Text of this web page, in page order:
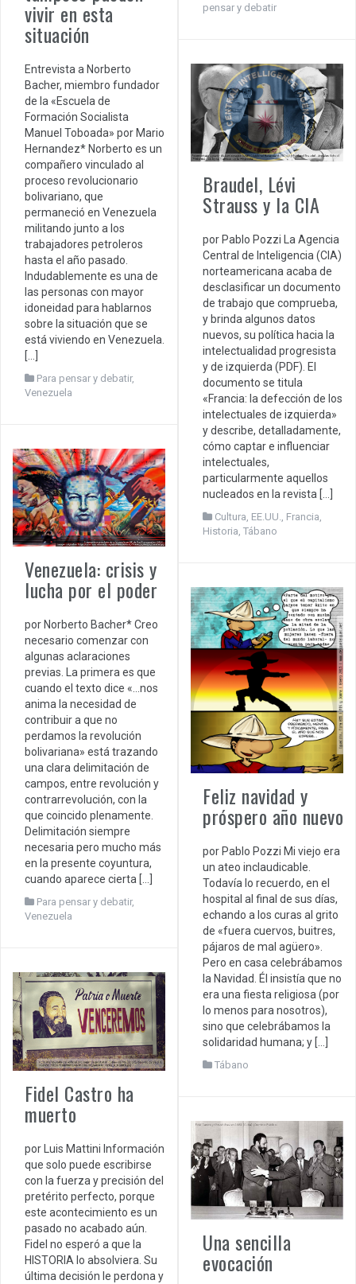
pensar y debatir
vivir en esta
situación
Entrevista a Norberto
Bacher, miembro fundador
de la «Escuela de
Formación Socialista
Manuel Toboada» por Mario
Hernandez* Norberto es un
compañero vinculado al
proceso revolucionario
bolivariano, que
permaneció en Venezuela
militando junto a los
trabajadores petroleros
hasta el año pasado.
Indudablemente es una de
las personas con mayor
idoneidad para hablarnos
sobre la situación que se
está viviendo en Venezuela.
[…]
Para pensar y debatir,
Venezuela
Braudel, Lévi
Strauss y la CIA
por Pablo Pozzi La Agencia
Central de Inteligencia (CIA)
norteamericana acaba de
desclasificar un documento
de trabajo que comprueba,
y brinda algunos datos
nuevos, su política hacia la
intelectualidad progresista
y de izquierda (PDF). El
documento se titula
«Francia: la defección de los
intelectuales de izquierda»
y describe, detalladamente,
cómo captar e influenciar
intelectuales,
particularmente aquellos
nucleados en la revista […]
Cultura, EE.UU., Francia,
Historia, Tábano
Venezuela: crisis y
lucha por el poder
por Norberto Bacher* Creo
necesario comenzar con
algunas aclaraciones
previas. La primera es que
cuando el texto dice «…nos
anima la necesidad de
contribuir a que no
perdamos la revolución
bolivariana» está trazando
una clara delimitación de
campos, entre revolución y
contrarrevolución, con la
que coincido plenamente.
Delimitación siempre
necesaria pero mucho más
en la presente coyuntura,
cuando aparece cierta […]
Para pensar y debatir,
Venezuela
Feliz navidad y
próspero año nuevo
por Pablo Pozzi Mi viejo era
un ateo inclaudicable.
Todavía lo recuerdo, en el
hospital al final de sus días,
echando a los curas al grito
de «fuera cuervos, buitres,
pájaros de mal agüero».
Pero en casa celebrábamos
la Navidad. Él insistía que no
era una fiesta religiosa (por
lo menos para nosotros),
sino que celebrábamos la
solidaridad humana; y […]
Tábano
Fidel Castro ha
muerto
por Luis Mattini Información
que solo puede escribirse
con la fuerza y precisión del
pretérito perfecto, porque
este acontecimiento es un
pasado no acabado aún.
Fidel no esperó a que la
HISTORIA lo absolviera. Su
última decisión le perdona y
Una sencilla
evocación